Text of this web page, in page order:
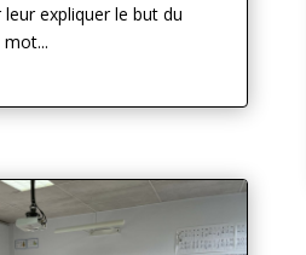
expliquer le but du
mot...